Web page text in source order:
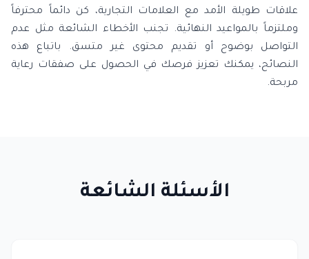
علاقات طويلة الأمد مع العلامات التجارية، كن دائماً محترفاً
وملتزماً بالمواعيد النهائية. تجنب الأخطاء الشائعة مثل عدم
التواصل بوضوح أو تقديم محتوى غير متسق. باتباع هذه
النصائح، يمكنك تعزيز فرصك في الحصول على صفقات رعاية
مربحة.
الأسئلة الشائعة